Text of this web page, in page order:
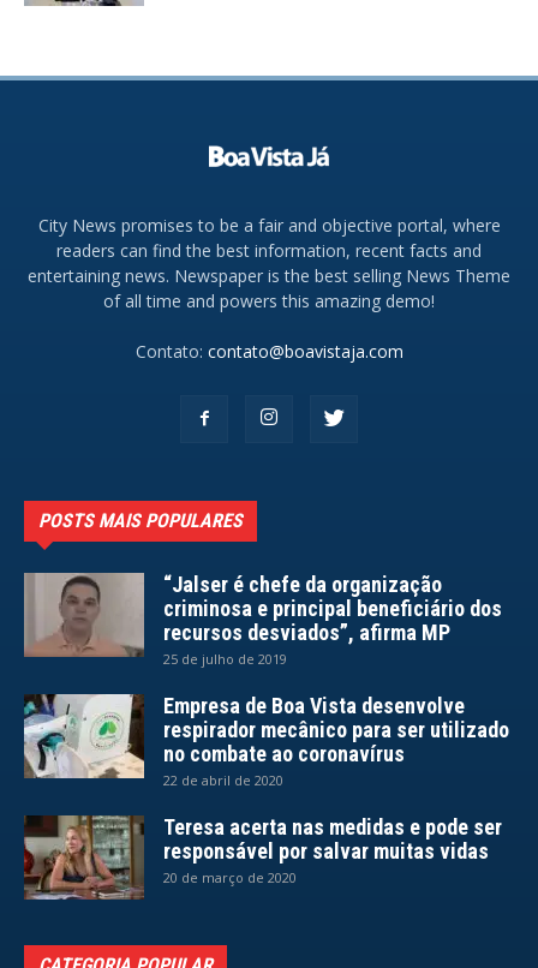
City News promises to be a fair and objective portal, where
readers can find the best information, recent facts and
entertaining news. Newspaper is the best selling News Theme
of all time and powers this amazing demo!
Contato: contato@boavistaja.com
POSTS MAIS POPULARES
“Jalser é chefe da organização
criminosa e principal beneficiário dos
recursos desviados”, afirma MP
25 de julho de 2019
Empresa de Boa Vista desenvolve
respirador mecânico para ser utilizado
no combate ao coronavírus
22 de abril de 2020
Teresa acerta nas medidas e pode ser
responsável por salvar muitas vidas
20 de março de 2020